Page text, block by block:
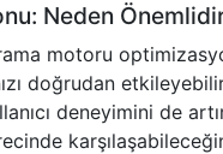
Neden
motoru
doğrudan
deneyimini de